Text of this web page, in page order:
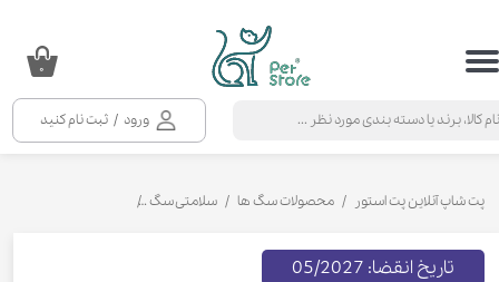
ورود / ثبت نام کنید
حساب کاربری من
خروج از حساب کاربری
۰
پت شاپ آنلاین پت استور محصولات سگ ها سلامتی سگ
تاریخ انقضا: 05/2027